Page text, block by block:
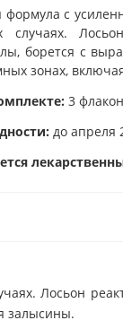
с
случаях.
борется с
зонах,
3
до апреля
Лосьон
залысины.